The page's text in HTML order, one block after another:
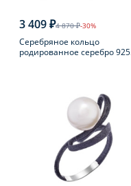
3 409 ₽4 870 ₽-30%
Серебряное кольцо
родированное серебро 925